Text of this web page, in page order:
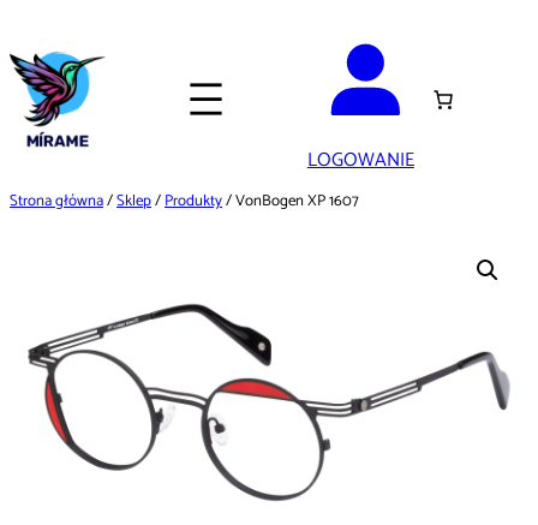
do
treści
LOGOWANIE
Strona główna/Sklep/Produkty/ VonBogen XP 1607